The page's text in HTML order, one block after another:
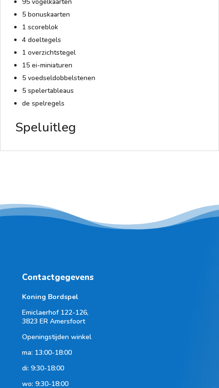
95 vogelkaarten
5 bonuskaarten
1 scoreblok
4 doeltegels
1 overzichtstegel
15 ei-miniaturen
5 voedseldobbelstenen
5 spelertableaus
de spelregels
Speluitleg
Contactgegevens
Koning Bordspel
Emiclaerhof 122-126,
3823 ER Amersfoort
Openingstijden winkel
ma: 13:00-18:00
di: 9:30-18:00
wo: 9:30-18:00